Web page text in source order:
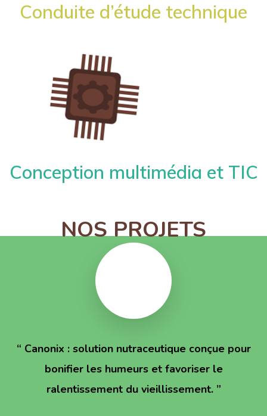
Conduite d’étude technique
Conception multimédia et TIC
NOS PROJETS
“ Canonix : solution nutraceutique conçue pour
bonifier les humeurs et favoriser le
ralentissement du vieillissement. ”